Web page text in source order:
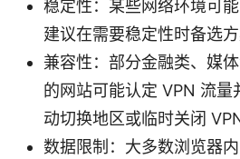
稳定性：某些网络环境可能
建议在需要稳定性时备选方
兼容性：部分金融类、媒
的网站可能认定 VPN 流量
动切换地区或临时关闭 VPN
数据限制：大多数浏览器